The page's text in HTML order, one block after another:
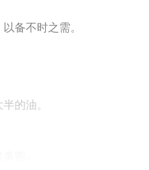
备不时之需。
的油。